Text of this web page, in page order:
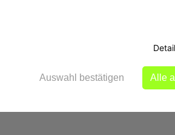
Erlaubnis zu haben.
Auswahl bestätigen Alle